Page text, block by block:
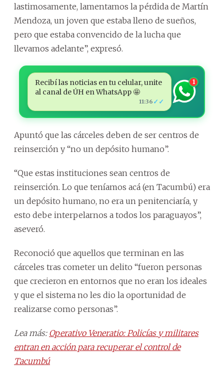
lastimosamente, lamentamos la pérdida de Martín
Mendoza, un joven que estaba lleno de sueños,
pero que estaba convencido de la lucha que
llevamos adelante”, expresó.
Recibí las noticias en tu celular, unite
al canal de ÚH en WhatsApp 🤩
11:36 ✓✓
1
Apuntó que las cárceles deben de ser centros de
reinserción y “no un depósito humano”.
“Que estas instituciones sean centros de
reinserción. Lo que teníamos acá (en Tacumbú) era
un depósito humano, no era un penitenciaría, y
esto debe interpelarnos a todos los paraguayos”,
aseveró.
Reconoció que aquellos que terminan en las
cárceles tras cometer un delito “fueron personas
que crecieron en entornos que no eran los ideales
y que el sistema no les dio la oportunidad de
realizarse como personas”.
Lea más: Operativo Veneratio: Policías y militares
entran en acción para recuperar el control de
Tacumbú